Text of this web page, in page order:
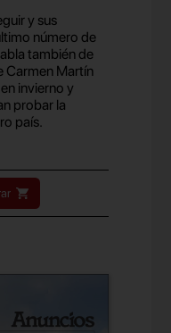
y sus
número de
también de
Carmen Martín
invierno y
probar la
país.